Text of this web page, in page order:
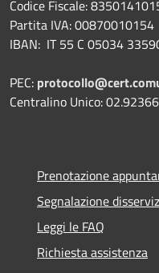
Codice Fiscale:
Partita IVA: 00870010154
IBAN: IT 55 C 05034
PEC:
Centralino Unico:
Prenotazione
Segnalazione
Leggi le FAQ
Richiesta assistenza